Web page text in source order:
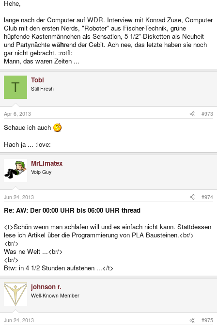
Hehe,
lange nach der Computer auf WDR. Interview mit Konrad Zuse, Computer
Club mit den ersten Nerds, "Roboter" aus Fischer-Technik, grüne
hüpfende Kastenmännchen als Sensation, 5 1/2"-Disketten als Neuheit
und Partynächte während der Cebit. Ach nee, das letzte haben sie noch
gar nicht gebracht. :rotfl:
Mann, das waren Zeiten ...
T Tobi
Still Fresh
Apr 6, 2013 #973
Schaue ich auch
Hach ja ... :love:
MrLimatex
Voip Guy
Jun 24, 2013 #974
Re: AW: Der 00:00 UHR bis 06:00 UHR thread
<t>Schön wenn man schlafen will und es einfach nicht kann. Stattdessen
lese ich Artikel über die Programmierung von PLA Bausteinen.<br/>
<br/>
Was ne Welt ...<br/>
<br/>
Btw: in 4 1/2 Stunden aufstehen ...</t>
johnson r.
Well-Known Member
Jun 24, 2013 #975